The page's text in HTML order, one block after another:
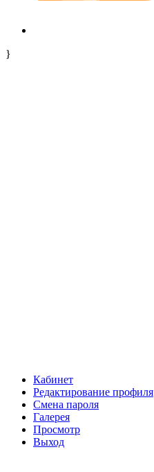
}
Кабинет
Редактирование профиля
Смена пароля
Галерея
Просмотр
Выход